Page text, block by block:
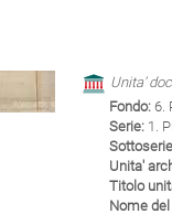
Unita'
Fondo:6.
Serie:1.
Unita'
Titolo
Nome